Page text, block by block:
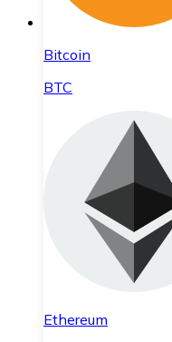
Bitcoin
BTC
Ethereum